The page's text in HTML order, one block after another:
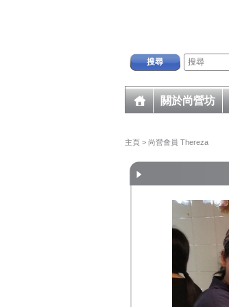
搜尋
關於尚營坊
主頁 > 尚營會員 Thereza